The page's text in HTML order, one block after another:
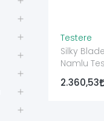
Testere
Silky
Namlu
2.360,53